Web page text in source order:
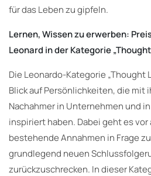
für das Leben zu gipfeln.
Lernen, Wissen zu erwerben:
Leonard in der Kategorie
Die Leonardo-Kategorie „Thought
Blick auf Persönlichkeiten, die mit
Nachahmer in Unternehmen und
inspiriert haben. Dabei geht es vor
bestehende Annahmen in Frage
grundlegend neuen
zurückzuschrecken. In dieser